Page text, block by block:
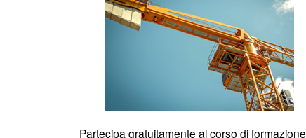
Partecipa gratuitamente al corso di formazione